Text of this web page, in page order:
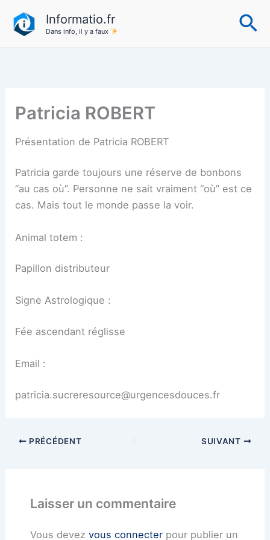
contenu
Informatio.fr
Dans info, il y a faux
Patricia ROBERT
Présentation de Patricia ROBERT
Patricia garde toujours une réserve de bonbons
“au cas où”. Personne ne sait vraiment “où” est ce
cas. Mais tout le monde passe la voir.
Animal totem :
Papillon distributeur
Signe Astrologique :
Fée ascendant réglisse
Email :
patricia.sucreresource@urgencesdouces.fr
PRÉCÉDENT SUIVANT
Laisser un commentaire
Vous devez vous connecterpour publier un